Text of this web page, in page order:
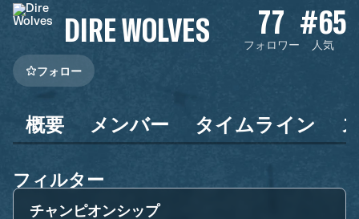
DIRE WOLVES 77
フォロワー
#65
人気
フォロー
概要 メンバー タイムライン
フィルター
チャンピオンシップ